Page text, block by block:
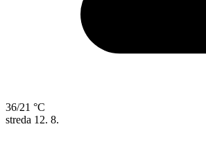
36/21 °C
streda 12. 8.